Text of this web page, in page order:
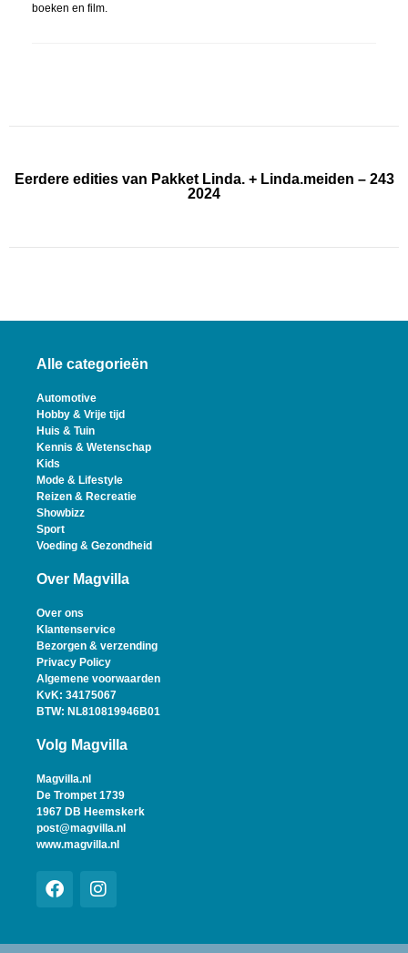
boeken en film.
Eerdere edities van Pakket Linda. + Linda.meiden – 243
2024
Alle categorieën
Automotive
Hobby & Vrije tijd
Huis & Tuin
Kennis & Wetenschap
Kids
Mode & Lifestyle
Reizen & Recreatie
Showbizz
Sport
Voeding & Gezondheid
Over Magvilla
Over ons
Klantenservice
Bezorgen & verzending
Privacy Policy
Algemene voorwaarden
KvK: 34175067
BTW: NL810819946B01
Volg Magvilla
Magvilla.nl
De Trompet 1739
1967 DB Heemskerk
post@magvilla.nl
www.magvilla.nl